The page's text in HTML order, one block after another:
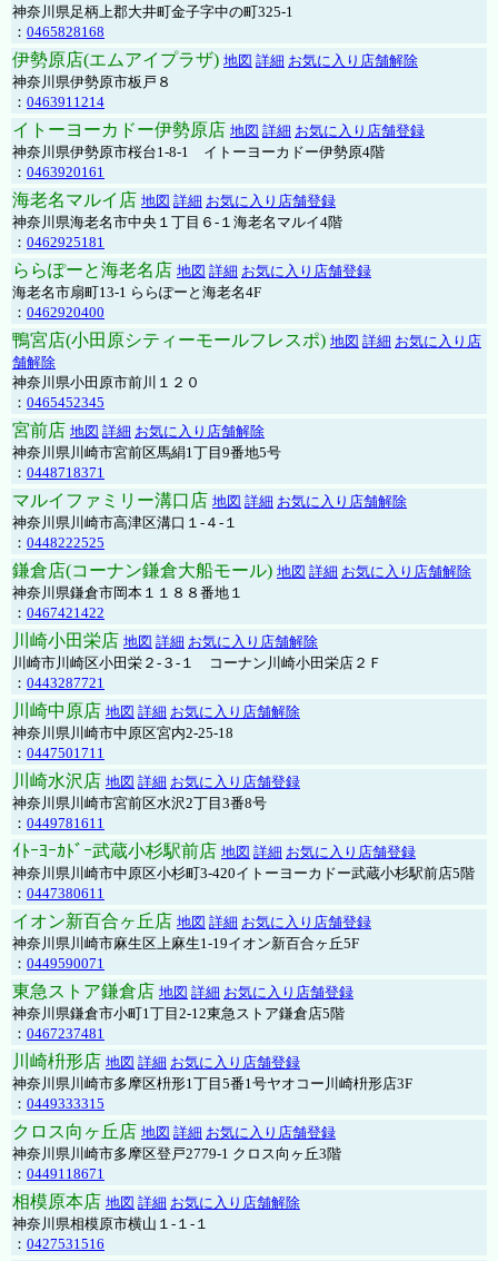
神奈川県足柄上郡大井町金子字中の町325-1
： 0465828168
伊勢原店(エムアイプラザ) 地図 詳細 お気に入り店舗解除
神奈川県伊勢原市板戸８
： 0463911214
イトーヨーカドー伊勢原店 地図 詳細 お気に入り店舗登録
神奈川県伊勢原市桜台1-8-1 イトーヨーカドー伊勢原4階
： 0463920161
海老名マルイ店 地図 詳細 お気に入り店舗登録
神奈川県海老名市中央１丁目６-１海老名マルイ4階
： 0462925181
ららぽーと海老名店 地図 詳細 お気に入り店舗登録
海老名市扇町13-1 ららぽーと海老名4F
： 0462920400
鴨宮店(小田原シティーモールフレスポ) 地図 詳細 お気に入り店
舗解除
神奈川県小田原市前川１２０
： 0465452345
宮前店 地図 詳細 お気に入り店舗解除
神奈川県川崎市宮前区馬絹1丁目9番地5号
： 0448718371
マルイファミリー溝口店 地図 詳細 お気に入り店舗解除
神奈川県川崎市高津区溝口１-４-１
： 0448222525
鎌倉店(コーナン鎌倉大船モール) 地図 詳細 お気に入り店舗解除
神奈川県鎌倉市岡本１１８８番地１
： 0467421422
川崎小田栄店 地図 詳細 お気に入り店舗解除
川崎市川崎区小田栄２‐３‐１ コーナン川崎小田栄店２Ｆ
： 0443287721
川崎中原店 地図 詳細 お気に入り店舗解除
神奈川県川崎市中原区宮内2-25-18
： 0447501711
川崎水沢店 地図 詳細 お気に入り店舗登録
神奈川県川崎市宮前区水沢2丁目3番8号
： 0449781611
ｲﾄｰﾖｰｶﾄﾞｰ武蔵小杉駅前店 地図 詳細 お気に入り店舗登録
神奈川県川崎市中原区小杉町3-420イトーヨーカドー武蔵小杉駅前店5階
： 0447380611
イオン新百合ヶ丘店 地図 詳細 お気に入り店舗登録
神奈川県川崎市麻生区上麻生1-19イオン新百合ヶ丘5F
： 0449590071
東急ストア鎌倉店 地図 詳細 お気に入り店舗登録
神奈川県鎌倉市小町1丁目2-12東急ストア鎌倉店5階
： 0467237481
川崎枡形店 地図 詳細 お気に入り店舗登録
神奈川県川崎市多摩区枡形1丁目5番1号ヤオコー川崎枡形店3F
： 0449333315
クロス向ヶ丘店 地図 詳細 お気に入り店舗登録
神奈川県川崎市多摩区登戸2779-1 クロス向ヶ丘3階
： 0449118671
相模原本店 地図 詳細 お気に入り店舗解除
神奈川県相模原市横山１-１-１
： 0427531516